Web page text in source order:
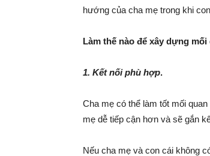
hướng của cha mẹ trong khi
Làm thế nào để xây dựng
1. Kết nối phù hợp.
Cha mẹ có thể làm tốt mối
mẹ dễ tiếp cận hơn và sẽ gắn
Nếu cha mẹ và con cái không